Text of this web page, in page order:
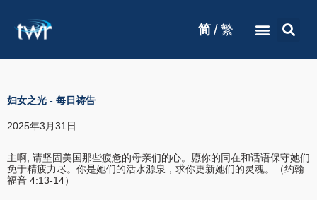
简 / 繁
妇女之光 - 每日祷告
2025年3月31日
主啊, 请坚固美国那些疲惫的母亲们的心。愿你的同在和话语保守她们
免于精疲力尽。你是她们的活水源泉，求你更新她们的灵魂。（约翰
福音 4:13-14）